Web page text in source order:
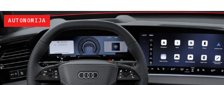
AUTONOMIJA